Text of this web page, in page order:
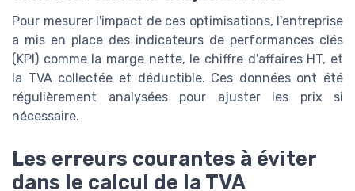
Pour mesurer l'impact de ces optimisations, l'entreprise
a mis en place des indicateurs de performances clés
(KPI) comme la marge nette, le chiffre d'affaires HT, et
la TVA collectée et déductible. Ces données ont été
régulièrement analysées pour ajuster les prix si
nécessaire.
Les erreurs courantes à éviter
dans le calcul de la TVA